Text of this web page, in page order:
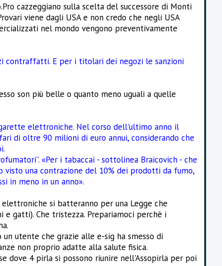
cazzeggiano sulla scelta del successore di Monti
viene dagli USA e non credo che negli USA
nel mondo vengono preventivamente
contraffatti. E per i titolari dei negozi le sanzioni
son più belle o quanto meno uguali a quelle
elettroniche. Nel corso dell'ultimo anno il
di oltre 90 milioni di euro annui, considerando che
«Per i tabaccai - sottolinea Braicovich - che
una contrazione del 10% dei prodotti da fumo,
in meno in un anno».
si batteranno per una Legge che
gatti). Che tristezza. Prepariamoci perchè i
utente che grazie alle e-sig ha smesso di
non proprio adatte alla salute fisica.
dove 4 pirla si possono riunire nell'Assopirla per poi